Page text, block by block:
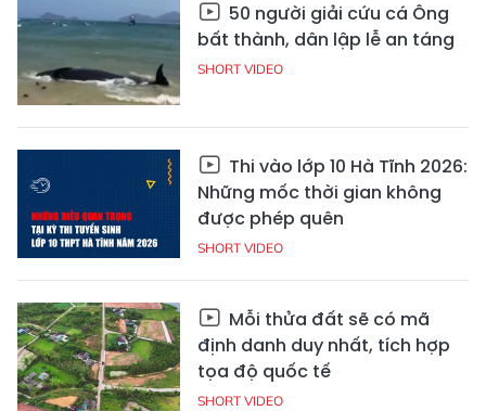
50 người giải cứu cá Ông
bất thành, dân lập lễ an táng
SHORT VIDEO
Thi vào lớp 10 Hà Tĩnh 2026:
Những mốc thời gian không
được phép quên
SHORT VIDEO
Mỗi thửa đất sẽ có mã
định danh duy nhất, tích hợp
tọa độ quốc tế
SHORT VIDEO